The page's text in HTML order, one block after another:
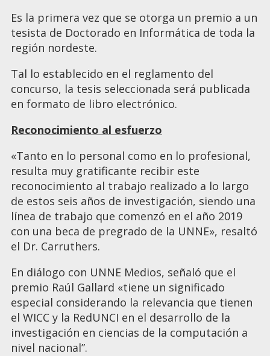
Es la primera vez que se otorga un premio a un
tesista de Doctorado en Informática de toda la
región nordeste.
Tal lo establecido en el reglamento del
concurso, la tesis seleccionada será publicada
en formato de libro electrónico.
Reconocimiento al esfuerzo
«Tanto en lo personal como en lo profesional,
resulta muy gratificante recibir este
reconocimiento al trabajo realizado a lo largo
de estos seis años de investigación, siendo una
línea de trabajo que comenzó en el año 2019
con una beca de pregrado de la UNNE», resaltó
el Dr. Carruthers.
En diálogo con UNNE Medios, señaló que el
premio Raúl Gallard «tiene un significado
especial considerando la relevancia que tienen
el WICC y la RedUNCI en el desarrollo de la
investigación en ciencias de la computación a
nivel nacional”.